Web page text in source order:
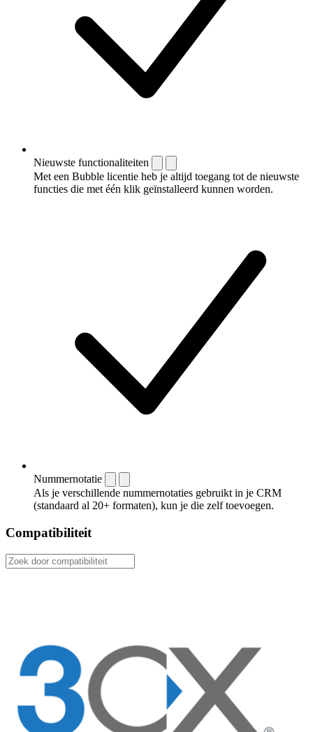
Nieuwste functionaliteiten
Met een Bubble licentie heb je altijd toegang tot de nieuwste
functies die met één klik geïnstalleerd kunnen worden.
Nummernotatie
Als je verschillende nummernotaties gebruikt in je CRM
(standaard al 20+ formaten), kun je die zelf toevoegen.
Compatibiliteit